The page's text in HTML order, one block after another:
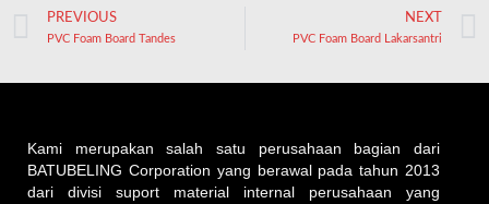
PREVIOUS
PVC Foam Board Tandes
NEXT
PVC Foam Board Lakarsantri
Kami merupakan salah satu perusahaan bagian dari
BATUBELING Corporation yang berawal pada tahun 2013
dari divisi suport material internal perusahaan yang